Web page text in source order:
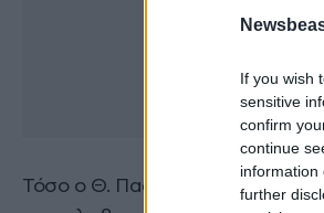
If you wish
sensitive
confirm
continue
information
further
Τόσο ο Θ. Παφίλης όσο και ο Δ.